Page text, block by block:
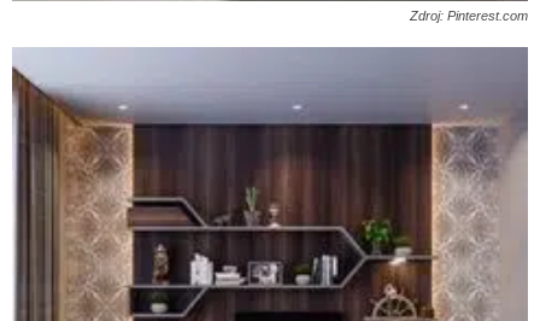
Zdroj: Pinterest.com